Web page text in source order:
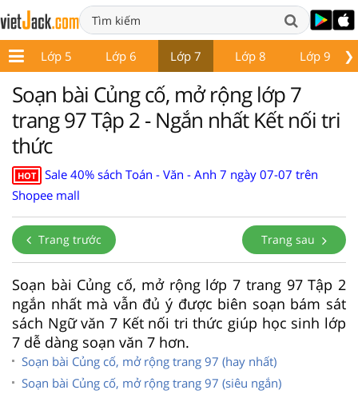
❯
Lớp 5 Lớp 6 Lớp 7 Lớp 8 Lớp 9
Soạn bài Củng cố, mở rộng lớp 7
trang 97 Tập 2 - Ngắn nhất Kết nối tri
thức
HOT
Sale 40% sách Toán - Văn - Anh 7 ngày 07-07 trên
Shopee mall
Trang trước Trang sau
Soạn bài Củng cố, mở rộng lớp 7 trang 97 Tập 2
ngắn nhất mà vẫn đủ ý được biên soạn bám sát
sách Ngữ văn 7 Kết nối tri thức giúp học sinh lớp
7 dễ dàng soạn văn 7 hơn.
Soạn bài Củng cố, mở rộng trang 97 (hay nhất)
Soạn bài Củng cố, mở rộng trang 97 (siêu ngắn)